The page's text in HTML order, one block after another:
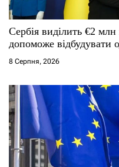
Сербія виділить €2 млн
допоможе відбудувати
8 Серпня, 2026